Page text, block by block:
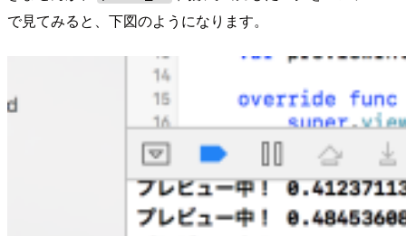
で見てみると、下図のようになります。